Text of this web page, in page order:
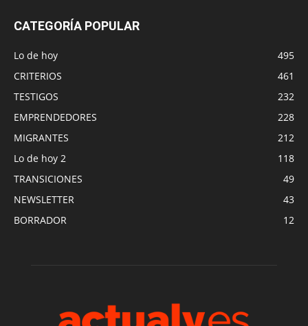
CATEGORÍA POPULAR
Lo de hoy
495
CRITERIOS
461
TESTIGOS
232
EMPRENDEDORES
228
MIGRANTES
212
Lo de hoy 2
118
TRANSICIONES
49
NEWSLETTER
43
BORRADOR
12